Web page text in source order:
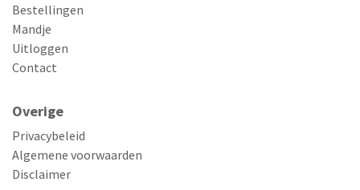
Bestellingen
Mandje
Uitloggen
Contact
Overige
Privacybeleid
Algemene voorwaarden
Disclaimer